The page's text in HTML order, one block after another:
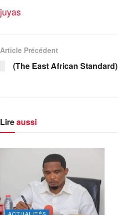
juyas
Article Précédent
(The East African Standard)
Lireaussi